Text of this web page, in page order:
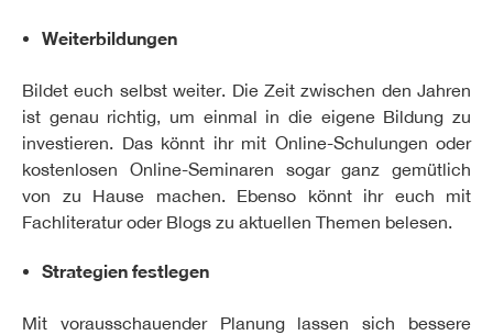
Weiterbildungen
Bildet euch selbst weiter. Die Zeit zwischen den Jahren
ist genau richtig, um einmal in die eigene Bildung zu
investieren. Das könnt ihr mit Online-Schulungen oder
kostenlosen Online-Seminaren sogar ganz gemütlich
von zu Hause machen. Ebenso könnt ihr euch mit
Fachliteratur oder Blogs zu aktuellen Themen belesen.
Strategien festlegen
Mit vorausschauender Planung lassen sich bessere